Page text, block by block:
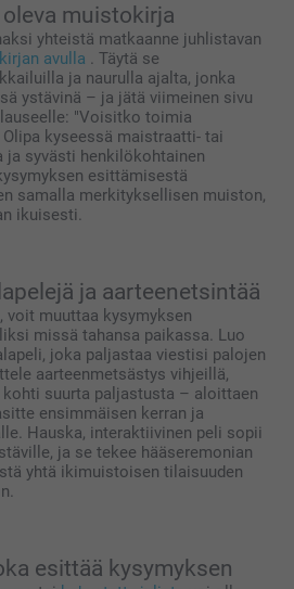
muistokirja
yhteistä matkaanne juhlistavan
avulla . Täytä se
ja naurulla ajalta, jonka
ystävinä – ja jätä viimeinen sivu
"Voisitko toimia
kyseessä maistraatti- tai
ja syvästi henkilökohtainen
esittämisestä
samalla merkityksellisen muiston,
ikuisesti.
ja aarteenetsintää
muuttaa kysymyksen
missä tahansa paikassa. Luo
joka paljastaa viestisi palojen
aarteenmetsästys vihjeillä,
suurta paljastusta – aloittaen
ensimmäisen kerran ja
Hauska, interaktiivinen peli sopii
ja se tekee hääseremonian
yhtä ikimuistoisen tilaisuuden
esittää kysymyksen